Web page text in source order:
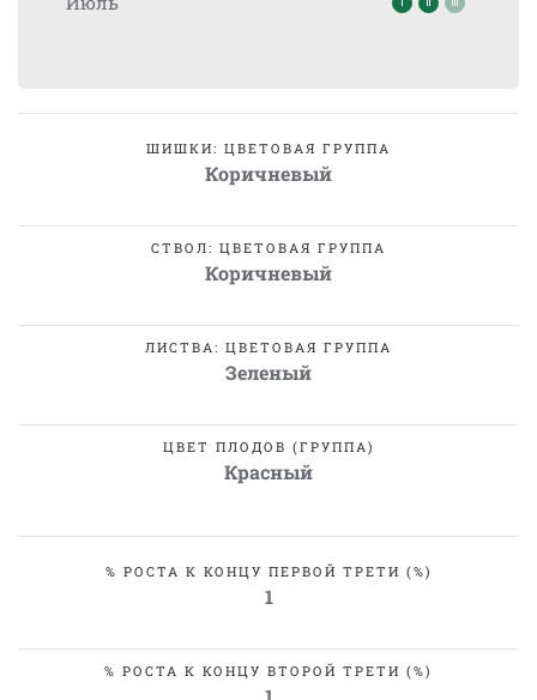
ШИШКИ: ЦВЕТОВАЯ ГРУППА
Коричневый
СТВОЛ: ЦВЕТОВАЯ ГРУППА
Коричневый
ЛИСТВА: ЦВЕТОВАЯ ГРУППА
Зеленый
ЦВЕТ ПЛОДОВ (ГРУППА)
Красный
% РОСТА К КОНЦУ ПЕРВОЙ ТРЕТИ (%)
1
% РОСТА К КОНЦУ ВТОРОЙ ТРЕТИ (%)